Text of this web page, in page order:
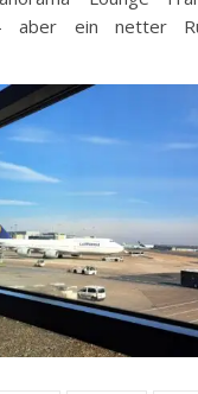
aber ein netter